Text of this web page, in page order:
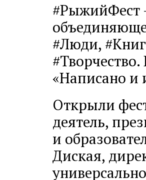
#РыжийФест
#Люди,
«Написано и
Открыли
деятель,
и
Диская,